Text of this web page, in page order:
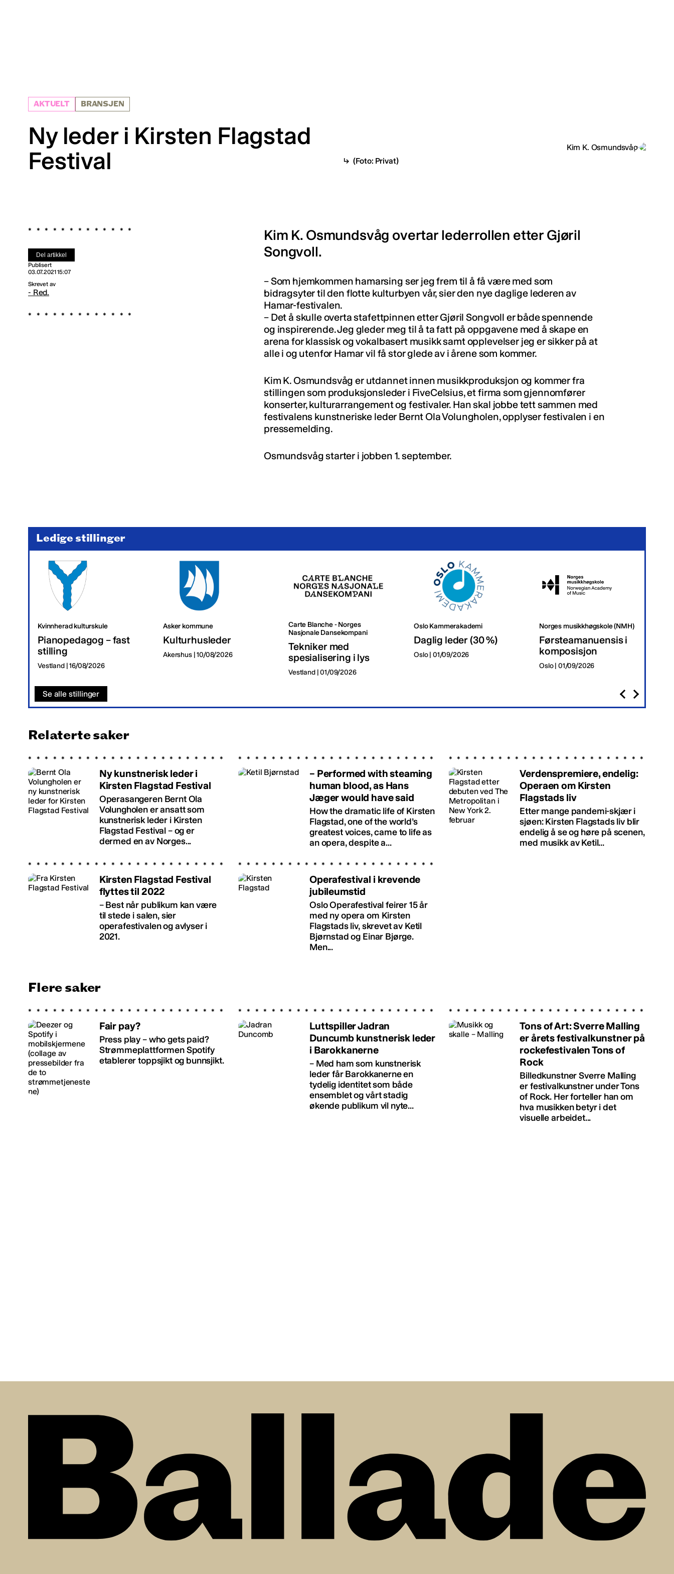
(Foto: Privat)
AKTUELT BRANSJEN
Ny leder i Kirsten Flagstad
Festival
Del artikkel
Publisert
03.07.2021 15:07
Skrevet av
- Red.
Kim K. Osmundsvåg overtar lederrollen etter Gjøril
Songvoll.
– Som hjemkommen hamarsing ser jeg frem til å få være med som
bidragsyter til den flotte kulturbyen vår, sier den nye daglige lederen av
Hamar-festivalen.
– Det å skulle overta stafettpinnen etter Gjøril Songvoll er både spennende
og inspirerende. Jeg gleder meg til å ta fatt på oppgavene med å skape en
arena for klassisk og vokalbasert musikk samt opplevelser jeg er sikker på at
alle i og utenfor Hamar vil få stor glede av i årene som kommer.
Kim K. Osmundsvåg er utdannet innen musikkproduksjon og kommer fra
stillingen som produksjonsleder i FiveCelsius, et firma som gjennomfører
konserter, kulturarrangement og festivaler. Han skal jobbe tett sammen med
festivalens kunstneriske leder Bernt Ola Volungholen, opplyser festivalen i en
pressemelding.
Osmundsvåg starter i jobben 1. september.
Ledige stillinger
Kvinnherad kulturskule
Pianopedagog – fast
stilling
Vestland | 16/08/2026
Asker kommune
Kulturhusleder
Akershus | 10/08/2026
Carte Blanche - Norges
Nasjonale Dansekompani
Tekniker med
spesialisering i lys
Vestland | 01/09/2026
Oslo Kammerakademi
Daglig leder (30 %)
Oslo | 01/09/2026
Norges musikkhøgskole (NMH)
Førsteamanuensis i
komposisjon
Oslo | 01/09/2026
Se alle stillinger
Relaterte saker
Ny kunstnerisk leder i
Kirsten Flagstad Festival
Operasangeren Bernt Ola
Volungholen er ansatt som
kunstnerisk leder i Kirsten
Flagstad Festival – og er
dermed en av Norges...
– Performed with steaming
human blood, as Hans
Jæger would have said
How the dramatic life of Kirsten
Flagstad, one of the world’s
greatest voices, came to life as
an opera, despite a...
Verdenspremiere, endelig:
Operaen om Kirsten
Flagstads liv
Etter mange pandemi-skjær i
sjøen: Kirsten Flagstads liv blir
endelig å se og høre på scenen,
med musikk av Ketil...
Kirsten Flagstad Festival
flyttes til 2022
– Best når publikum kan være
til stede i salen, sier
operafestivalen og avlyser i
2021.
Operafestival i krevende
jubileumstid
Oslo Operafestival feirer 15 år
med ny opera om Kirsten
Flagstads liv, skrevet av Ketil
Bjørnstad og Einar Bjørge.
Men...
Flere saker
Fair pay?
Press play – who gets paid?
Strømmeplattformen Spotify
etablerer toppsjikt og bunnsjikt.
Luttspiller Jadran
Duncumb kunstnerisk leder
i Barokkanerne
– Med ham som kunstnerisk
leder får Barokkanerne en
tydelig identitet som både
ensemblet og vårt stadig
økende publikum vil nyte...
Tons of Art: Sverre Malling
er årets festivalkunstner på
rockefestivalen Tons of
Rock
Billedkunstner Sverre Malling
er festivalkunstner under Tons
of Rock. Her forteller han om
hva musikken betyr i det
visuelle arbeidet...